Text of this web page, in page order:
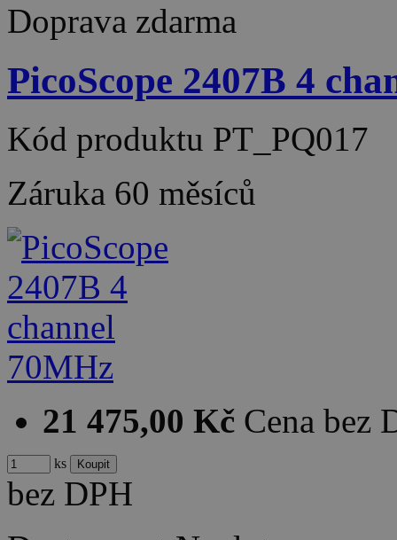
Doprava zdarma
PicoScope 2407B 4
Kód produktu PT_PQ017
Záruka 60 měsíců
21 475,00 Kč Cena bez
ks
bez DPH